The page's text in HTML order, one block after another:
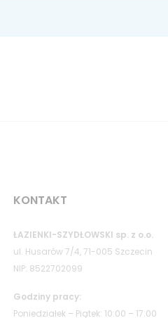
KONTAKT
ŁAZIENKI-SZYDŁOWSKI sp. z o.o.
ul. Husarów 7/4, 71-005 Szczecin
NIP: 8522702099
Godziny pracy:
Poniedziałek – Piątek: 10:00 – 17:00